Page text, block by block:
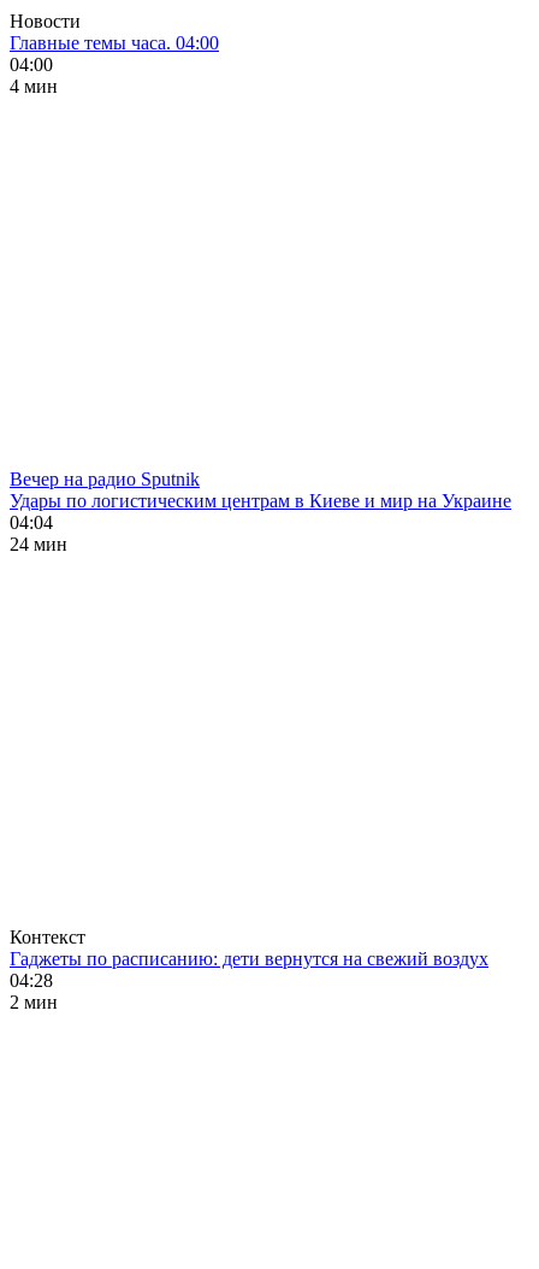
Новости
Главные темы часа. 04:00
04:00
4 мин
Вечер на радио Sputnik
Удары по логистическим центрам в Киеве и мир на Украине
04:04
24 мин
Контекст
Гаджеты по расписанию: дети вернутся на свежий воздух
04:28
2 мин